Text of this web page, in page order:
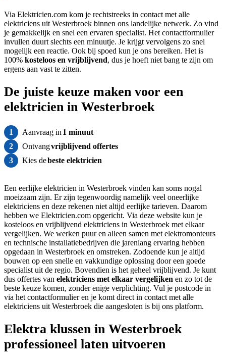
Via Elektricien.com kom je rechtstreeks in contact met alle
elektriciens uit Westerbroek binnen ons landelijke netwerk. Zo vind
je gemakkelijk en snel een ervaren specialist. Het contactformulier
invullen duurt slechts een minuutje. Je krijgt vervolgens zo snel
mogelijk een reactie. Ook bij spoed kun je ons bereiken. Het is
100% kosteloos en vrijblijvend, dus je hoeft niet bang te zijn om
ergens aan vast te zitten.
De juiste keuze maken voor een
elektricien in Westerbroek
1 Aanvraag in 1 minuut
2
Ontvangvrijblijvend offertes
3
Kies debeste elektricien
Een eerlijke elektricien in Westerbroek vinden kan soms nogal
moeizaam zijn. Er zijn tegenwoordig namelijk veel oneerlijke
elektriciens en deze rekenen niet altijd eerlijke tarieven. Daarom
hebben we Elektricien.com opgericht. Via deze website kun je
kosteloos en vrijblijvend elektriciens in Westerbroek met elkaar
vergelijken. We werken puur en alleen samen met elektromonteurs
en technische installatiebedrijven die jarenlang ervaring hebben
opgedaan in Westerbroek en omstreken. Zodoende kun je altijd
bouwen op een snelle en vakkundige oplossing door een goede
specialist uit de regio. Bovendien is het geheel vrijblijvend. Je kunt
dus offertes van elektriciens met elkaar vergelijken en zo tot de
beste keuze komen, zonder enige verplichting. Vul je postcode in
via het contactformulier en je komt direct in contact met alle
elektriciens uit Westerbroek die aangesloten is bij ons platform.
Elektra klussen in Westerbroek
professioneel laten uitvoeren